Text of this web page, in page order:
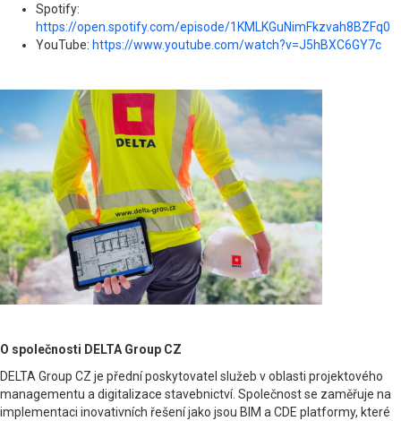
Spotify:
https://open.spotify.com/episode/1KMLKGuNimFkzvah8BZFq0
YouTube: https://www.youtube.com/watch?v=J5hBXC6GY7c
O společnosti DELTA Group CZ
DELTA Group CZ je přední poskytovatel služeb v oblasti projektového
managementu a digitalizace stavebnictví. Společnost se zaměřuje na
implementaci inovativních řešení jako jsou BIM a CDE platformy, které